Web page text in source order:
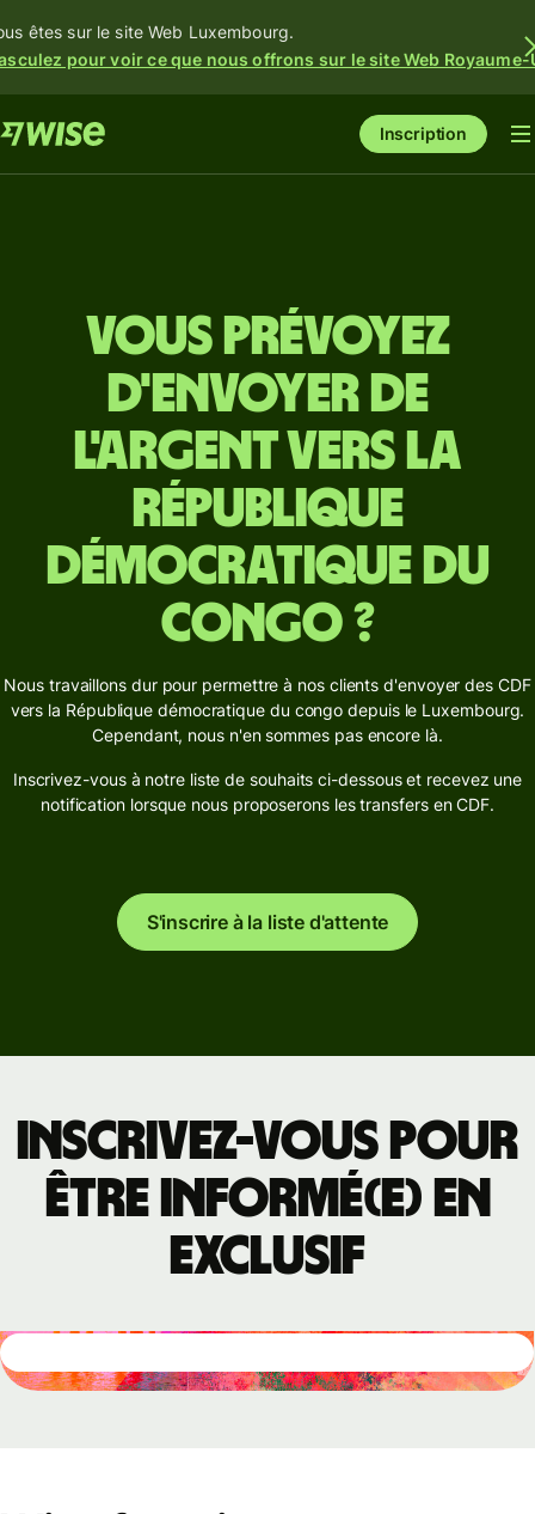
êtes sur le site Web Luxembourg.
pour voir ce que nous offrons sur le site Web Royaume-
Inscription
Vous prévoyez
d'envoyer de
l'argent vers la
République
démocratique du
congo ?
Nous travaillons dur pour permettre à nos clients d'envoyer des CDF
vers la République démocratique du congo depuis le Luxembourg.
Cependant, nous n'en sommes pas encore là.
Inscrivez-vous à notre liste de souhaits ci-dessous et recevez une
notification lorsque nous proposerons les transfers en CDF.
S'inscrire à la liste d'attente
Inscrivez-vous pour
être informé(e) en
exclusif